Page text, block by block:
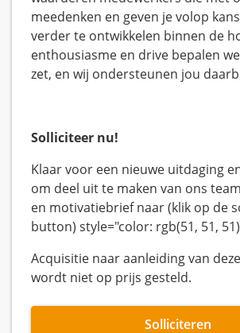
meedenken en geven je volop
verder te ontwikkelen binnen de
enthousiasme en drive bepalen
zet, en wij ondersteunen jou
Solliciteer nu!
Klaar voor een nieuwe uitdaging
om deel uit te maken van ons
en motivatiebrief naar (klik op de
button) style="color: rgb(51, 51,
Acquisitie naar aanleiding van
wordt niet op prijs gesteld.
Solliciteren